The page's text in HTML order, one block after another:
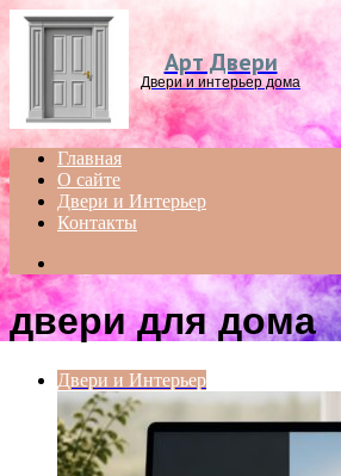
Арт Двери
Двери и интерьер дома
Главная
О сайте
Двери и Интерьер
Контакты
for
двери для дома
Двери и Интерьер